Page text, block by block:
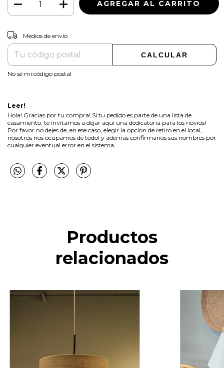
Entregas para el CP:
Medios de envío
CALCULAR
No sé mi código postal
Leer!
Hola! Gracias por tu compra! Si tu pedido es parte de una lista de
casamiento, te invitamos a dejar aqui una dedicatoria para los novios!
Por favor no dejes de, en ese caso, elegir la opcion de retiro en el local,
nosotros nos ocupamos de todo! y ademas confirmanos sus nombres por
cualquier eventual error en el sistema.
Productos
relacionados